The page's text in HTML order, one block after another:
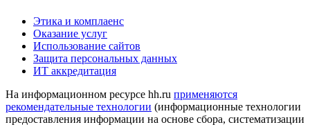
Этика и комплаенс
Оказание услуг
Использование сайтов
Защита персональных данных
ИТ аккредитация
На информационном ресурсе hh.ru применяются
рекомендательные технологии (информационные технологии
предоставления информации на основе сбора, систематизации